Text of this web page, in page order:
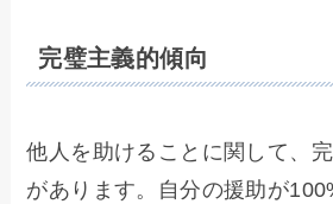
完璧主義的傾向
他人を助けることに関して、
があります。自分の援助が